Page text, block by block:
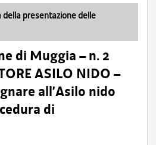
della presentazione delle
di Muggia – n. 2
ASILO NIDO –
all’Asilo nido
di